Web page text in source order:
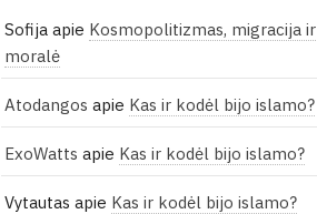
Sofija apie Kosmopolitizmas, migracija ir
moralė
Atodangos apie Kas ir kodėl bijo islamo?
ExoWatts apie Kas ir kodėl bijo islamo?
Vytautas apie Kas ir kodėl bijo islamo?